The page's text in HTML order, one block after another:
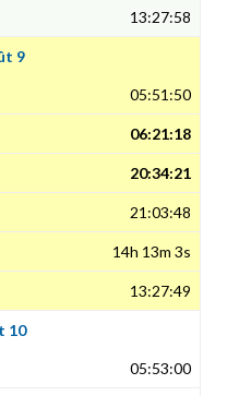
13:27:58
9
05:51:50
06:21:18
20:34:21
21:03:48
14h 13m 3s
13:27:49
10
05:53:00